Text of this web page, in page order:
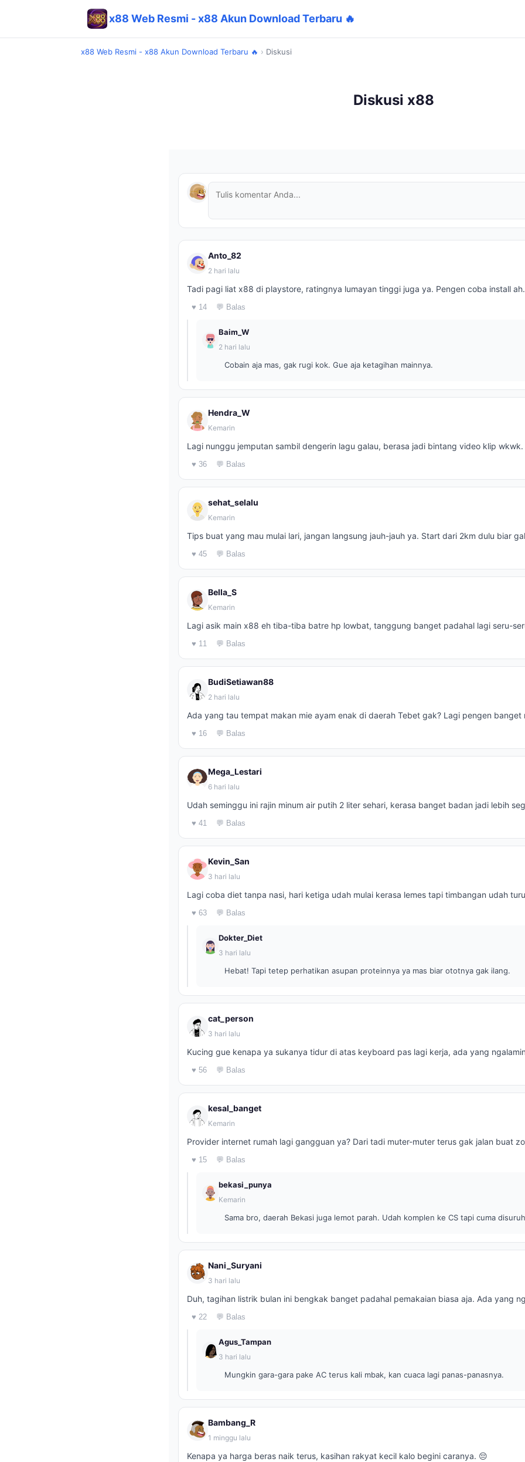
x88 Web Resmi - x88 Akun Download Terbaru 🔥
x88 Web Resmi - x88 Akun Download Terbaru 🔥 › Diskusi
Diskusi x88
Anto_82
2 hari lalu
Tadi pagi liat x88 di playstore, ratingnya lumayan tinggi juga ya. Pengen coba install ah.
♥ 14 💬 Balas
Baim_W
2 hari lalu
Cobain aja mas, gak rugi kok. Gue aja ketagihan mainnya.
Hendra_W
Kemarin
Lagi nunggu jemputan sambil dengerin lagu galau, berasa jadi bintang video klip wkwk.
♥ 36 💬 Balas
sehat_selalu
Kemarin
Tips buat yang mau mulai lari, jangan langsung jauh-jauh ya. Start dari 2km dulu biar
♥ 45 💬 Balas
Bella_S
Kemarin
Lagi asik main x88 eh tiba-tiba batre hp lowbat, tanggung banget padahal lagi seru-
♥ 11 💬 Balas
BudiSetiawan88
2 hari lalu
Ada yang tau tempat makan mie ayam enak di daerah Tebet gak? Lagi pengen banget
♥ 16 💬 Balas
Mega_Lestari
6 hari lalu
Udah seminggu ini rajin minum air putih 2 liter sehari, kerasa banget badan jadi lebih
♥ 41 💬 Balas
Kevin_San
3 hari lalu
Lagi coba diet tanpa nasi, hari ketiga udah mulai kerasa lemes tapi timbangan udah
♥ 63 💬 Balas
Dokter_Diet
3 hari lalu
Hebat! Tapi tetep perhatikan asupan proteinnya ya mas biar ototnya gak ilang.
cat_person
3 hari lalu
Kucing gue kenapa ya sukanya tidur di atas keyboard pas lagi kerja, ada yang
♥ 56 💬 Balas
kesal_banget
Kemarin
Provider internet rumah lagi gangguan ya? Dari tadi muter-muter terus gak jalan buat
♥ 15 💬 Balas
bekasi_punya
Kemarin
Sama bro, daerah Bekasi juga lemot parah. Udah komplen ke CS tapi cuma
Nani_Suryani
3 hari lalu
Duh, tagihan listrik bulan ini bengkak banget padahal pemakaian biasa aja. Ada yang
♥ 22 💬 Balas
Agus_Tampan
3 hari lalu
Mungkin gara-gara pake AC terus kali mbak, kan cuaca lagi panas-panasnya.
Bambang_R
1 minggu lalu
Kenapa ya harga beras naik terus, kasihan rakyat kecil kalo begini caranya. 😔